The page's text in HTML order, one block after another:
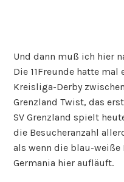
Und dann muß ich hier
Die 11Freunde hatte
Kreisliga-Derby
Grenzland Twist, das
SV Grenzland spielt
die Besucheranzahl
als wenn die blau-weiße
Germania hier aufläuft.